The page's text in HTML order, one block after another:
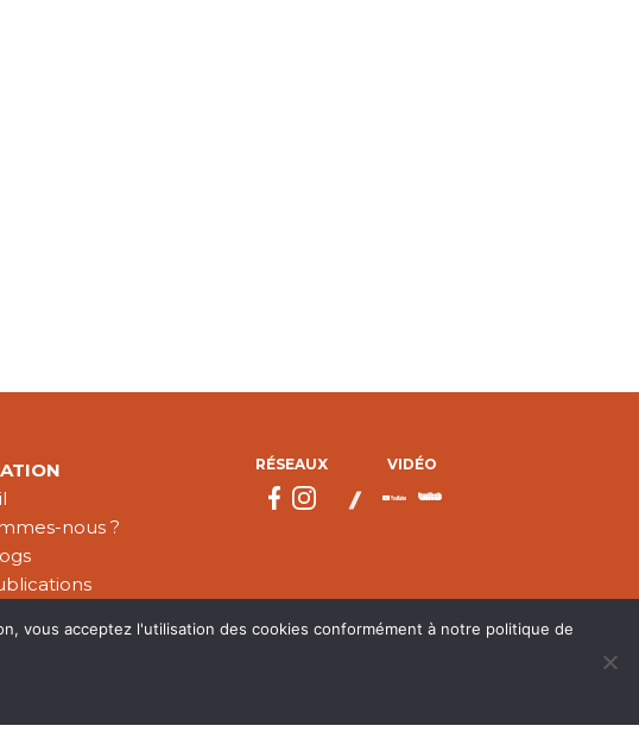
nous ?
RÉSEAUX VIDÉO
Tous droits réservés.
vous acceptez l'utilisation des cookies conformément à notre politique de